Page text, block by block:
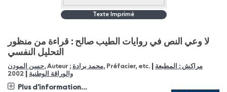
Texte Imprimé
لا وعي النص في روايات الطيب صالح : قراءة من منظور
التحليل النفسي
حسن المودن, Auteur ; محمد برادة, Préfacier, etc.
مراكش : المطبعة
والوراقة الوطنية
2002
Plus d'information...